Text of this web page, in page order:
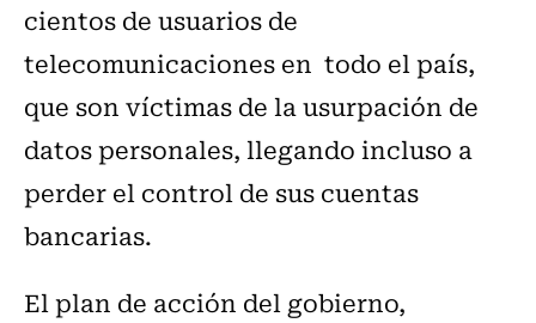
cientos de usuarios de
telecomunicaciones en todo el país,
que son víctimas de la usurpación de
datos personales, llegando incluso a
perder el control de sus cuentas
bancarias.
El plan de acción del gobierno,